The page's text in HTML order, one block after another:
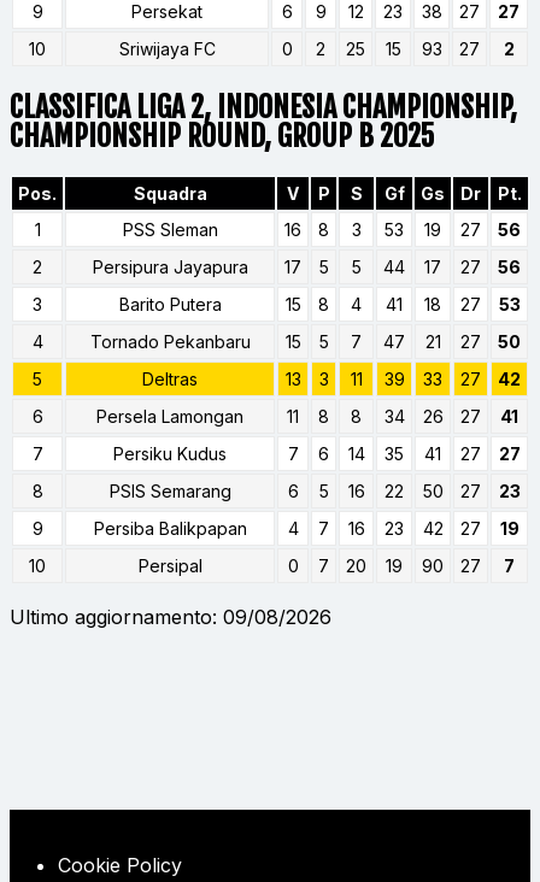
9
Persekat 6 9 12 23 38 27
27
10
Sriwijaya FC 0 2 25 15 93 27 2
CLASSIFICA LIGA 2, INDONESIA CHAMPIONSHIP,
CHAMPIONSHIP ROUND, GROUP B 2025
Pos. Squadra V P S Gf Gs Dr
Pt.
1
PSS Sleman 16 8 3 53 19 27
56
2
Persipura Jayapura 17 5 5 44 17 27
56
3
Barito Putera 15 8 4 41 18 27
53
4
Tornado Pekanbaru 15 5 7 47 21 27
50
5
Deltras 13 3 11 39 33 27
42
6
Persela Lamongan 11 8 8 34 26 27
41
7
Persiku Kudus 7 6 14 35 41 27
27
8
PSIS Semarang 6 5 16 22 50 27
23
9
Persiba Balikpapan 4 7 16 23 42 27
19
10
Persipal 0 7 20 19 90 27 7
Ultimo aggiornamento: 09/08/2026
Cookie Policy